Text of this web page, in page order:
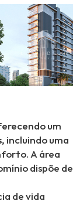
um
incluindo uma
A área
dispõe de
de vida